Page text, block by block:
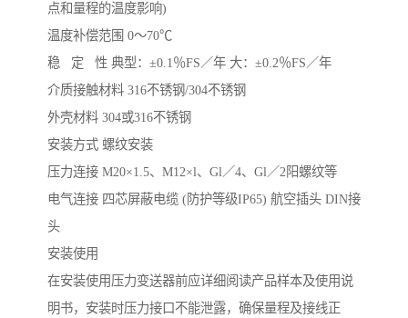
点和量程的温度影响)
温度补偿范围 0～70℃
稳 定 性 典型：±0.1％FS／年 大：±0.2％FS／年
介质接触材料 316不锈钢/304不锈钢
外壳材料 304或316不锈钢
安装方式 螺纹安装
压力连接 M20×1.5、M12×l、Gl／4、Gl／2阳螺纹等
电气连接 四芯屏蔽电缆 (防护等级IP65) 航空插头 DIN接
头
安装使用
在安装使用压力变送器前应详细阅读产品样本及使用说
明书，安装时压力接口不能泄露，确保量程及接线正